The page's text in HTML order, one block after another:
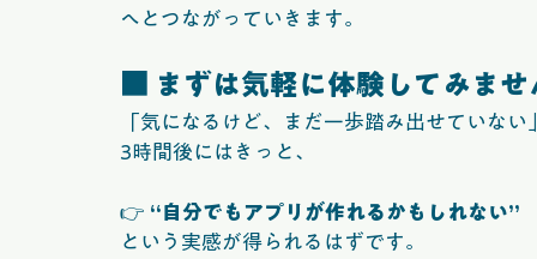
へとつながっていきます。
■ まずは気軽に体験してみませ
「気になるけど、まだ一歩踏み出せていな
3時間後にはきっと、
👉 “自分でもアプリが作れるかもしれない”
という実感が得られるはずです。